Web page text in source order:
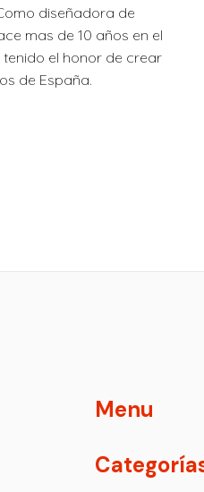
diseñadora de
mas de 10 años en el
tenido el honor de crear
de España.
Menu